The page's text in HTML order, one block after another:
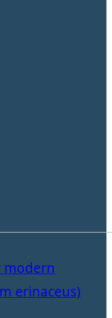
modern
erinaceus)